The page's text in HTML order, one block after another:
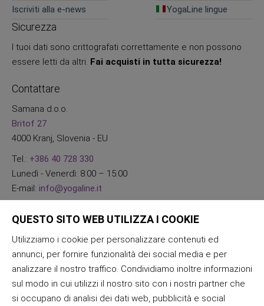
Iscriviti alla e-news
YogaLine lingue
Sicurezza
I tuoi dati sono crittografati correttamente e non possono
essere letti da altri. Fai acquisti in tutta sicurezza!
Contattare
Samana d.o.o.
Britof 27
4000 Kranj, Slovenia - EU
Tel.: +386 40 728 330
Lunedì - Venerdì: 8:00 – 15:00
E-mail: info@yogaline.it
QUESTO SITO WEB UTILIZZA I COOKIE
Utilizziamo i cookie per personalizzare contenuti ed
annunci, per fornire funzionalità dei social media e per
analizzare il nostro traffico. Condividiamo inoltre informazioni
sul modo in cui utilizzi il nostro sito con i nostri partner che
si occupano di analisi dei dati web, pubblicità e social